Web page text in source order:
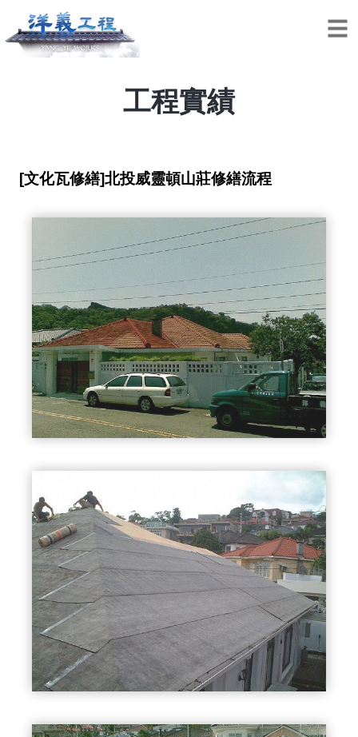
工程實績
[文化瓦修繕]北投威靈頓山莊修繕流程